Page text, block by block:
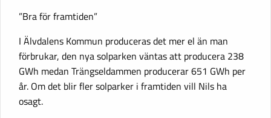
”Bra för framtiden”
I Älvdalens Kommun produceras det mer el än man
förbrukar, den nya solparken väntas att producera 238
GWh medan Trängseldammen producerar 651 GWh per
år. Om det blir fler solparker i framtiden vill Nils ha
osagt.